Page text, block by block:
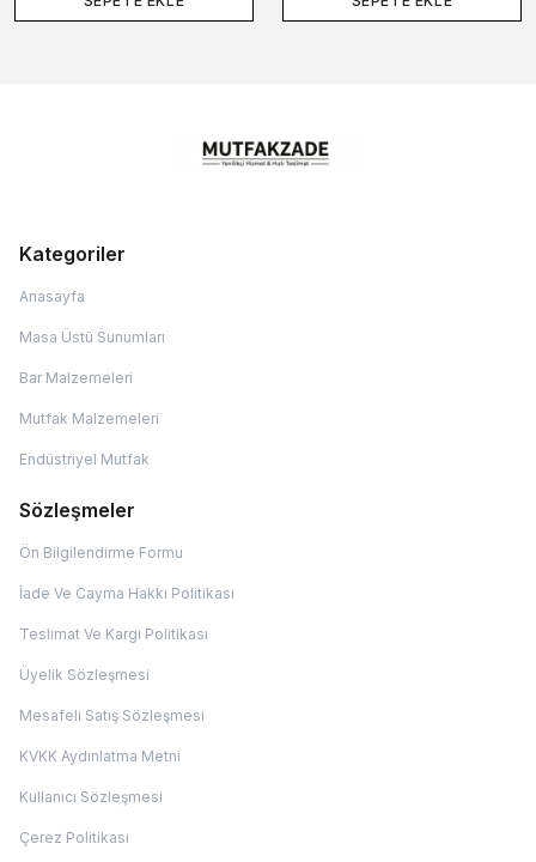
Kategoriler
Anasayfa
Masa Üstü Sunumları
Bar Malzemeleri
Mutfak Malzemeleri
Endüstriyel Mutfak
Sözleşmeler
Ön Bilgilendirme Formu
İade Ve Cayma Hakkı Politikası
Teslimat Ve Kargı Politikası
Üyelik Sözleşmesi
Mesafeli Satış Sözleşmesi
KVKK Aydınlatma Metni
Kullanıcı Sözleşmesi
Çerez Politikası